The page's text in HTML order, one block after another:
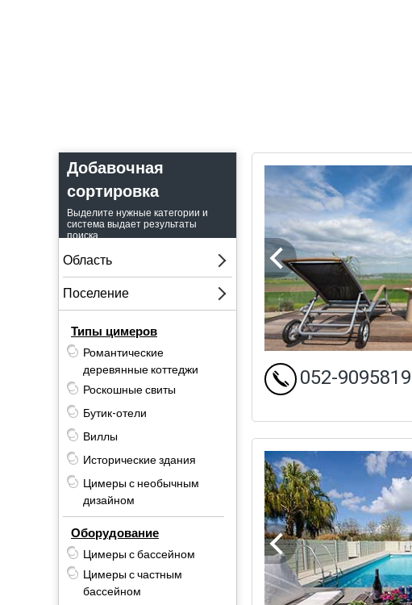
Добавочная
сортировка
Выделите нужные категории и
система выдает результаты
поиска.
Типы цимеров
Романтические
деревянные коттеджи
Роскошные свиты
Бутик-отели
Виллы
Исторические здания
Цимеры с необычным
дизайном
Оборудование
Цимеры с бассейном
Цимеры с частным
бассейном
052-9095819